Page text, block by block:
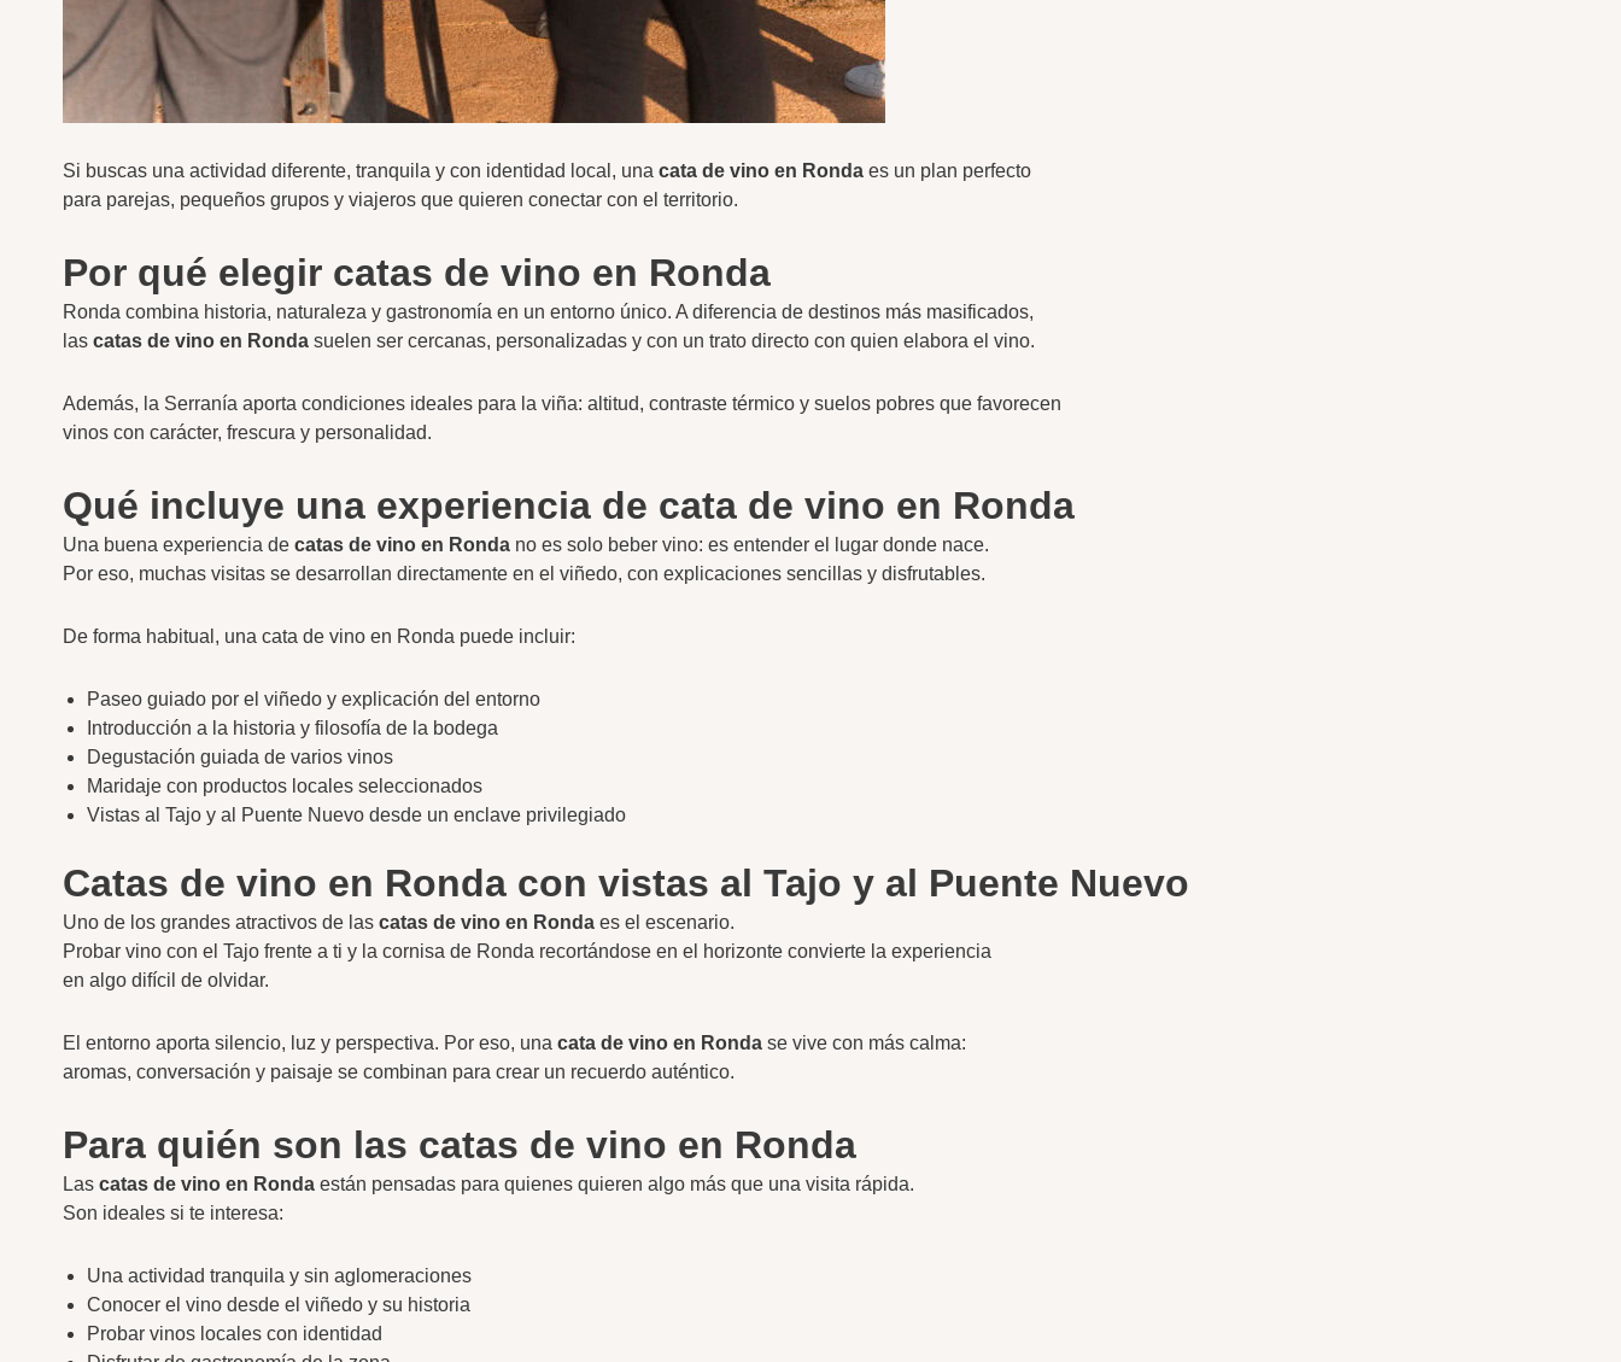
Si buscas una actividad diferente, tranquila y con identidad local, una cata de vino en Ronda es un plan perfecto
para parejas, pequeños grupos y viajeros que quieren conectar con el territorio.
Por qué elegir catas de vino en Ronda
Ronda combina historia, naturaleza y gastronomía en un entorno único. A diferencia de destinos más masificados,
las catas de vino en Ronda suelen ser cercanas, personalizadas y con un trato directo con quien elabora el vino.
Además, la Serranía aporta condiciones ideales para la viña: altitud, contraste térmico y suelos pobres que favorecen
vinos con carácter, frescura y personalidad.
Qué incluye una experiencia de cata de vino en Ronda
Una buena experiencia de catas de vino en Ronda no es solo beber vino: es entender el lugar donde nace.
Por eso, muchas visitas se desarrollan directamente en el viñedo, con explicaciones sencillas y disfrutables.
De forma habitual, una cata de vino en Ronda puede incluir:
Paseo guiado por el viñedo y explicación del entorno
Introducción a la historia y filosofía de la bodega
Degustación guiada de varios vinos
Maridaje con productos locales seleccionados
Vistas al Tajo y al Puente Nuevo desde un enclave privilegiado
Catas de vino en Ronda con vistas al Tajo y al Puente Nuevo
Uno de los grandes atractivos de las catas de vino en Ronda es el escenario.
Probar vino con el Tajo frente a ti y la cornisa de Ronda recortándose en el horizonte convierte la experiencia
en algo difícil de olvidar.
El entorno aporta silencio, luz y perspectiva. Por eso, una cata de vino en Ronda se vive con más calma:
aromas, conversación y paisaje se combinan para crear un recuerdo auténtico.
Para quién son las catas de vino en Ronda
Las catas de vino en Ronda están pensadas para quienes quieren algo más que una visita rápida.
Son ideales si te interesa:
Una actividad tranquila y sin aglomeraciones
Conocer el vino desde el viñedo y su historia
Probar vinos locales con identidad